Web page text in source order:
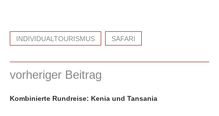
INDIVIDUALTOURISMUS SAFARI
vorheriger Beitrag
Kombinierte Rundreise: Kenia und Tansania